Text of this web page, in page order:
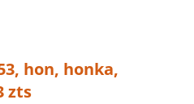
hon, honka,
zts